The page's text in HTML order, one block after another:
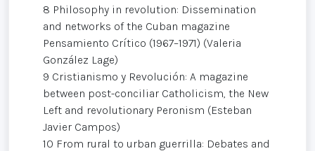
8 Philosophy in revolution: Dissemination
and networks of the Cuban magazine
Pensamiento Crítico (1967–1971) (Valeria
González Lage)
9 Cristianismo y Revolución: A magazine
between post-conciliar Catholicism, the New
Left and revolutionary Peronism (Esteban
Javier Campos)
10 From rural to urban guerrilla: Debates and